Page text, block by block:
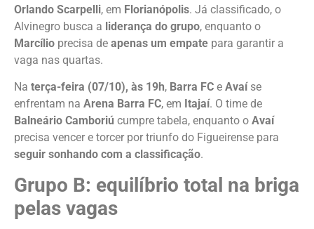
Orlando Scarpelli, em Florianópolis. Já classificado, o
Alvinegro busca a liderança do grupo, enquanto o
Marcílio precisa de apenas um empate para garantir a
vaga nas quartas.
Na terça-feira (07/10), às 19h, Barra FC e Avaíse
enfrentam na Arena Barra FC, em Itajaí. O time de
Balneário Camboriú cumpre tabela, enquanto o Avaí
precisa vencer e torcer por triunfo do Figueirense para
seguir sonhando com a classificação.
Grupo B: equilíbrio total na briga
pelas vagas